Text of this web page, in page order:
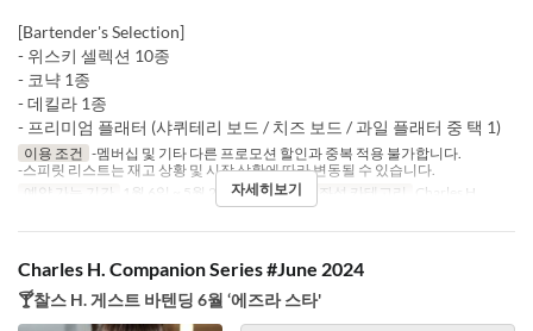
[Bartender's Selection]
- 위스키 셀렉션 10종
- 코냑 1종
- 데킬라 1종
- 프리미엄 플래터 (샤퀴테리 보드 / 치즈 보드 / 과일 플래터 중 택 1)
이용 조건 -멤버십 및 기타 다른 프로모션 할인과 중복 적용 불가합니다.
-스피릿 리스트는 재고 상황 및 시장 상황에 따라 변동될 수 있습니다.
예약 가능 기간
1월 6일 ~ 5월 2일 식사 저녁 좌석 카테고리 Charles H.
자세히보기
Charles H. Companion Series #June 2024
🍸찰스 H. 게스트 바텐딩 6월 ‘에즈라 스타'